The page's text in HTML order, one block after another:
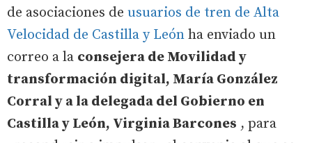
de asociaciones de usuarios de tren de Alta
Velocidad de Castilla y León ha enviado un
correo a la consejera de Movilidad y
transformación digital, María González
Corral y a la delegada del Gobierno en
Castilla y León, Virginia Barcones , para